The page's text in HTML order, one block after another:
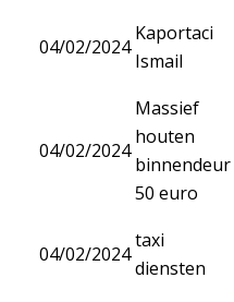
04/02/2024
Kaportaci
Ismail
04/02/2024
Massief
houten
binnendeur
50 euro
04/02/2024
taxi
diensten